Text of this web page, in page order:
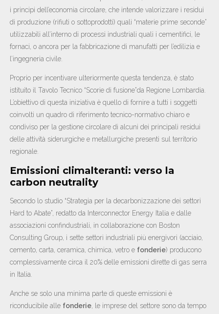
i principi dell’economia circolare, che intende valorizzare i residui
di produzione (rifiuti o sottoprodotti) quali “materie prime seconde”
utilizzabili all’interno di processi industriali quali i cementifici, le
fornaci, o ancora per la fabbricazione di manufatti per l’edilizia e
l’ingegneria civile.
Proprio per incentivare ulteriormente questa tendenza, è stato
istituito il Tavolo Tecnico “Scorie di fusione”da Regione Lombardia.
L’obiettivo di questa iniziativa è quello di fornire a tutti i soggetti
coinvolti un quadro di riferimento tecnico-normativo chiaro e
condiviso per la gestione circolare di alcuni dei principali residui
delle attività siderurgiche e metallurgiche presenti sul territorio
regionale.
Emissioni climalteranti: verso la
carbon neutrality
Secondo lo studio “Strategia per la decarbonizzazione dei settori
Hard to Abate”, redatto da Interconnector Energy Italia e dalle
associazioni confindustriali, in collaborazione con Boston
Consulting Group, i sette settori industriali più energivori (acciaio,
cemento, carta, ceramica, chimica, vetro e fonderie) producono
complessivamente circa il 20% delle emissioni dirette di gas serra
in Italia.
Anche se solo una minima parte di queste emissioni è
riconducibile alle fonderie , le imprese del settore sono da tempo